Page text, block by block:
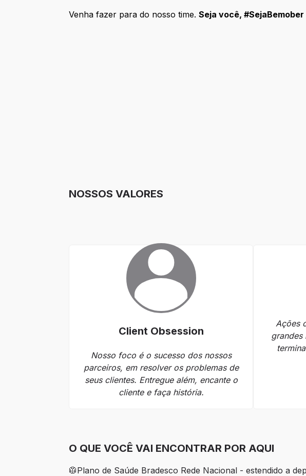
Venha fazer para do nosso time.Seja você, #SejaBemober
NOSSOS VALORES
Client Obsession
Nosso foco é o sucesso dos nossos
parceiros, em resolver os problemas de
seus clientes. Entregue além, encante o
cliente e faça história.
Ações
grandes
O QUE VOCÊ VAI ENCONTRAR POR AQUI
🥼Plano de Saúde Bradesco Rede Nacional - estendido a